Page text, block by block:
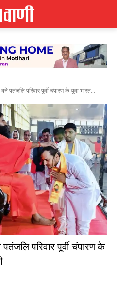
परिवार पूर्वी चंपारण के युवा भारत...
परिवार पूर्वी चंपारण के